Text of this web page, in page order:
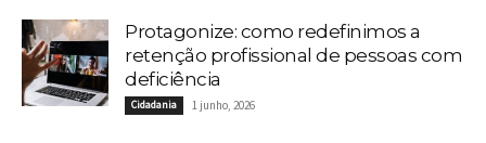
Protagonize: como redefinimos a
retenção profissional de pessoas com
deficiência
Cidadania 1 junho, 2026